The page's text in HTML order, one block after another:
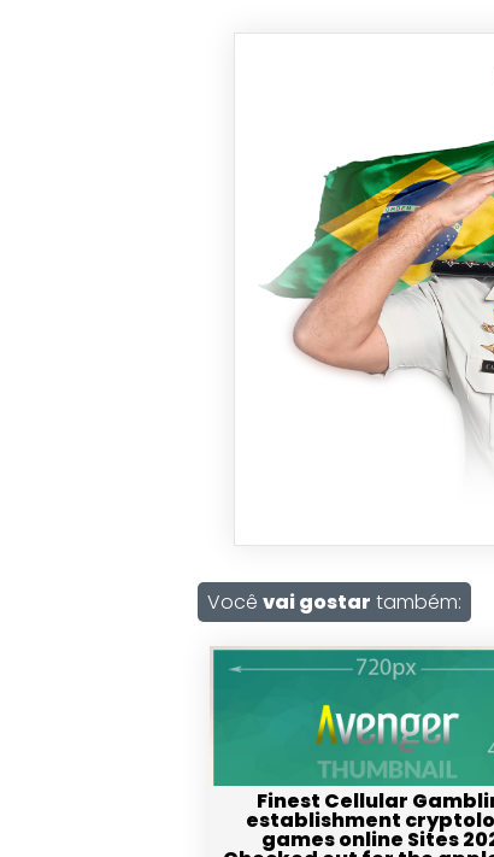
Você vai gostar também:
Finest Cellular
establishment
games online Sites